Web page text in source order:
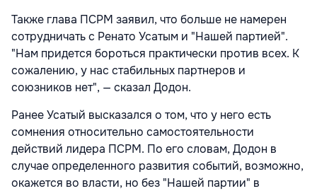
Также глава ПСРМ заявил, что больше не намерен
сотрудничать с Ренато Усатым и "Нашей партией".
"Нам придется бороться практически против всех. К
сожалению, у нас стабильных партнеров и
союзников нет", — сказал Додон.
Ранее Усатый высказался о том, что у него есть
сомнения относительно самостоятельности
действий лидера ПСРМ. По его словам, Додон в
случае определенного развития событий, возможно,
окажется во власти, но без "Нашей партии" в